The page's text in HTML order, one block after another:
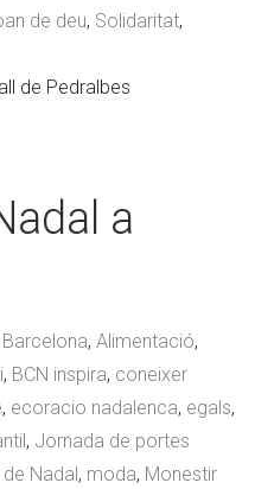
de deu, Solidaritat,
de Pedralbes
a
, Alimentació,
, BCN inspira, coneixer
, ecoracio nadalenca, egals,
, Jornada de portes
Nadal, moda, Monestir